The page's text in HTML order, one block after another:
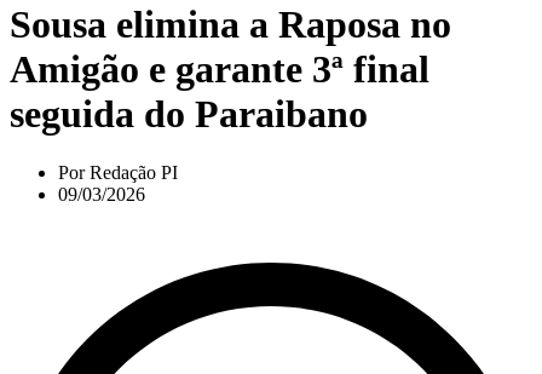
Sousa elimina a Raposa no
Amigão e garante 3ª final
seguida do Paraibano
PorRedação PI
09/03/2026